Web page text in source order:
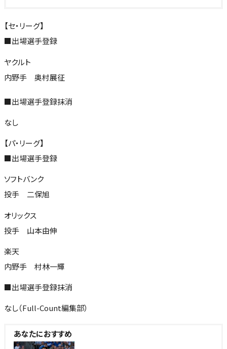
【セ・リーグ】
■出場選手登録
ヤクルト
内野手 奥村展征
■出場選手登録抹消
なし
【パ・リーグ】
■出場選手登録
ソフトバンク
投手 二保旭
オリックス
投手 山本由伸
楽天
内野手 村林一輝
■出場選手登録抹消
なし（Full-Count編集部）
あなたにおすすめ